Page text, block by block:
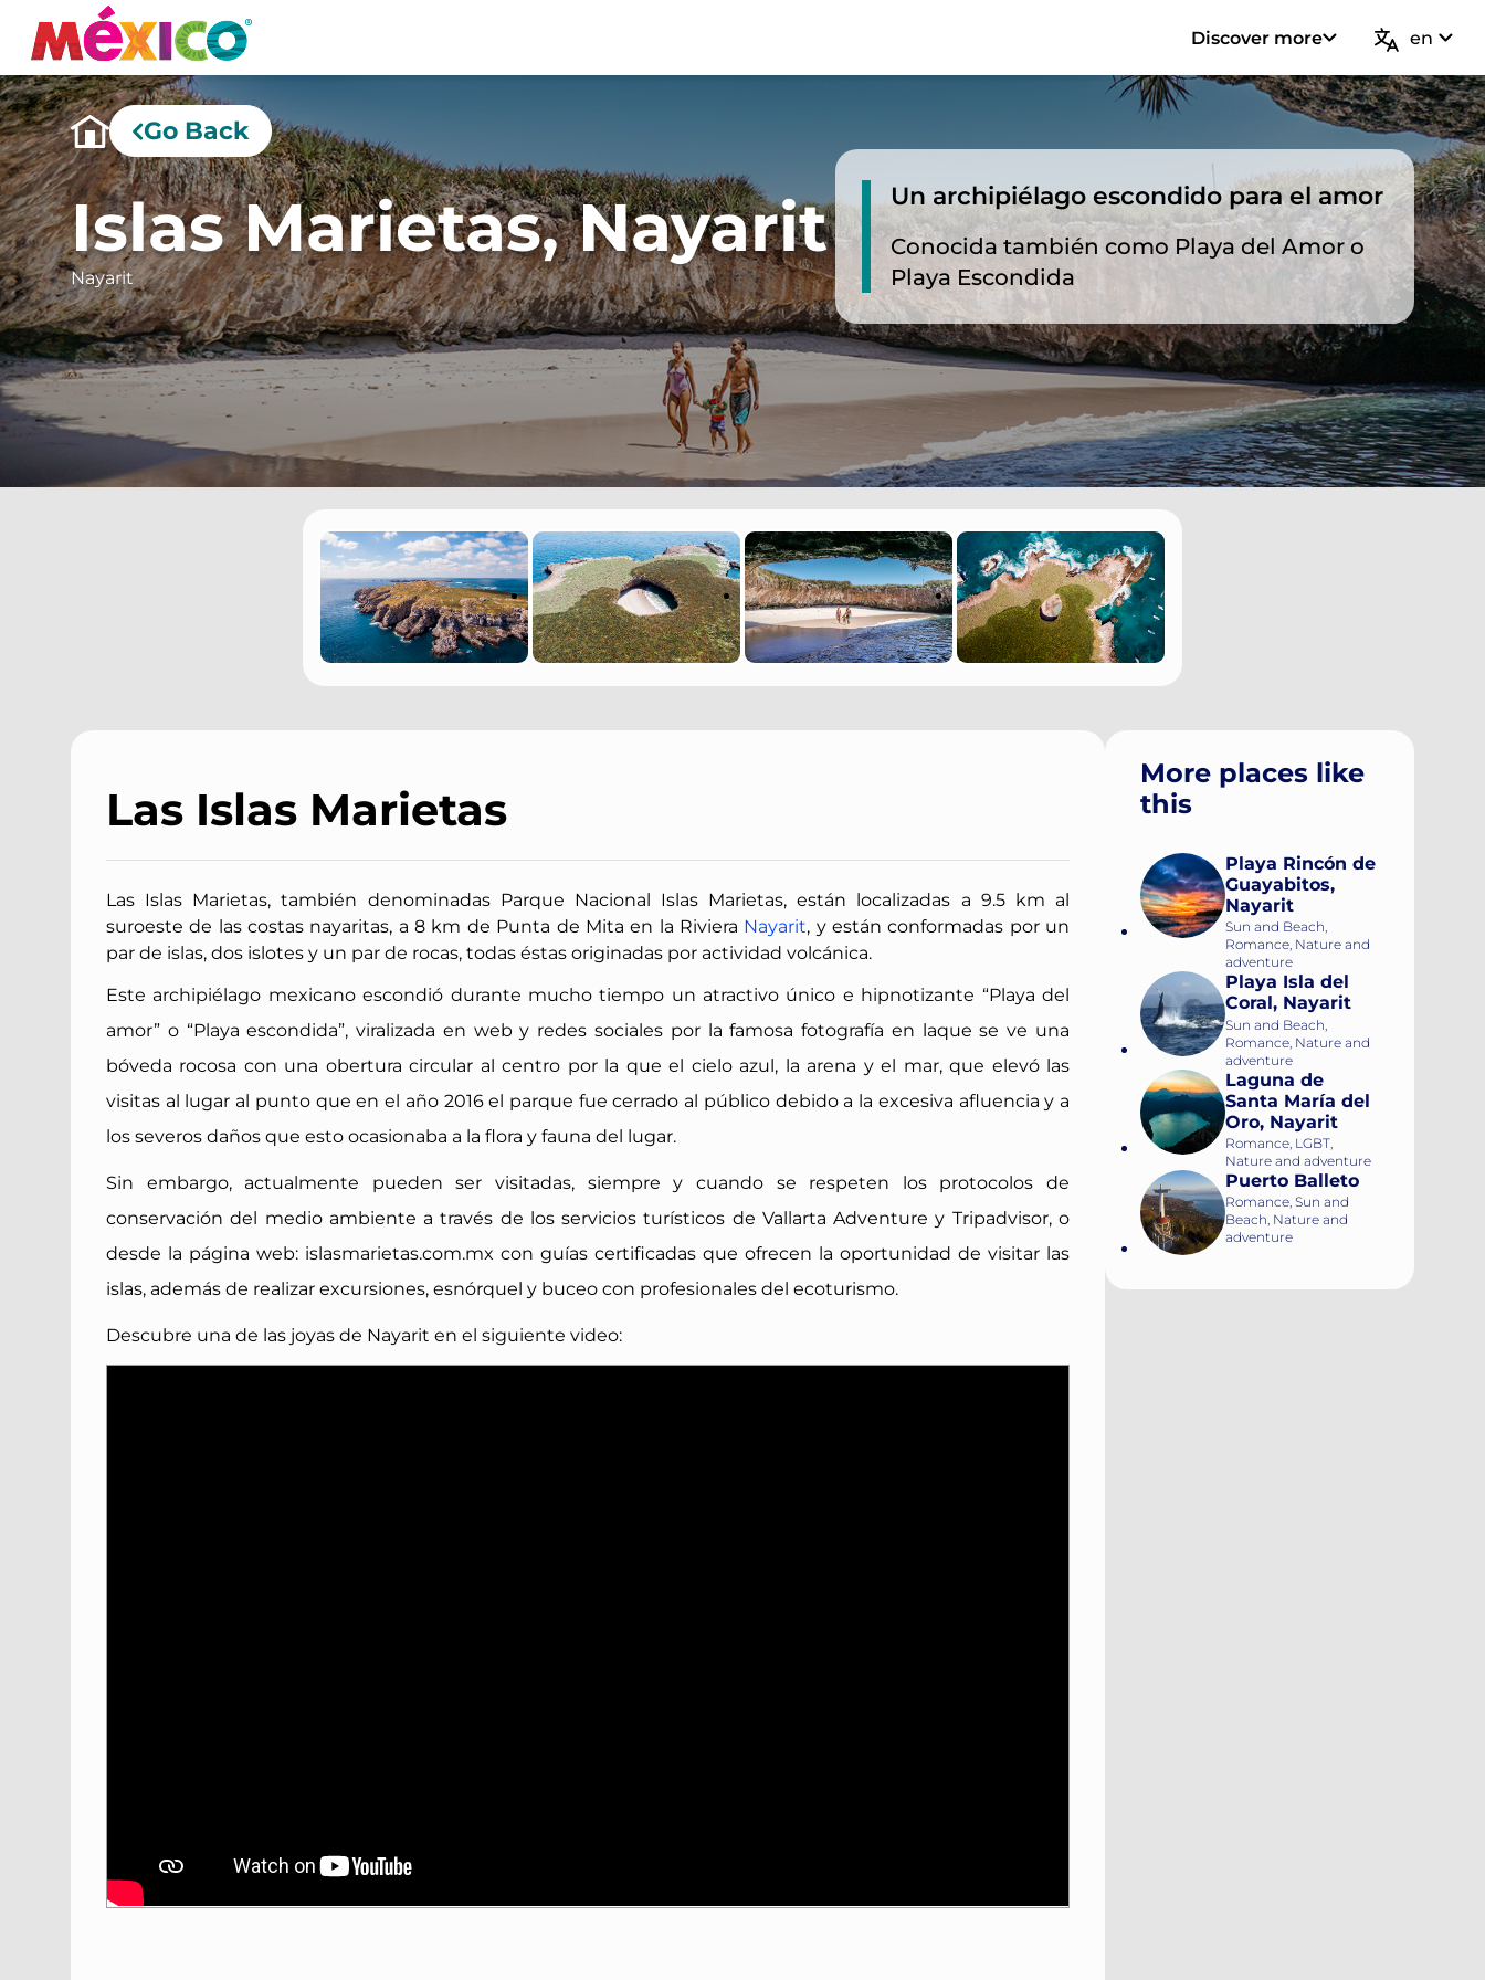
Discover more en
Go Back
Islas Marietas, Nayarit
Nayarit
Un archipiélago escondido para el amor
Conocida también como Playa del Amor o
Playa Escondida
Las Islas Marietas
​Las Islas Marietas, también denominadas Parque Nacional Islas Marietas, están localizadas a 9.5 km al
suroeste de las costas nayaritas, a 8 km de Punta de Mita en la Riviera Nayarit, y están conformadas por un
par de islas, dos islotes y un par de rocas, todas éstas originadas por actividad volcánica.
Este archipiélago mexicano escondió durante mucho tiempo un atractivo único e hipnotizante “Playa del
amor” o “Playa escondida”, viralizada en web y redes sociales por la famosa fotografía en laque se ve una
bóveda rocosa con una obertura circular al centro por la que el cielo azul, la arena y el mar, que elevó las
visitas al lugar al punto que en el año 2016 el parque fue cerrado al público debido a la excesiva afluencia y a
los severos daños que esto ocasionaba a la flora y fauna del lugar.
Sin embargo, actualmente pueden ser visitadas, siempre y cuando se respeten los protocolos de
conservación del medio ambiente a través de los servicios turísticos de Vallarta Adventure y Tripadvisor, o
desde la página web: islasmarietas.com.mx con guías certificadas que ofrecen la oportunidad de visitar las
islas, además de realizar excursiones, esnórquel y buceo con profesionales del ecoturismo.
Descubre una de las joyas de Nayarit en el siguiente video:
More places like
this
Playa Rincón de
Guayabitos,
Nayarit
Sun and Beach,
Romance, Nature and
adventure
Playa Isla del
Coral, Nayarit
Sun and Beach,
Romance, Nature and
adventure
Laguna de
Santa María del
Oro, Nayarit
Romance, LGBT,
Nature and adventure
Puerto Balleto
Romance, Sun and
Beach, Nature and
adventure